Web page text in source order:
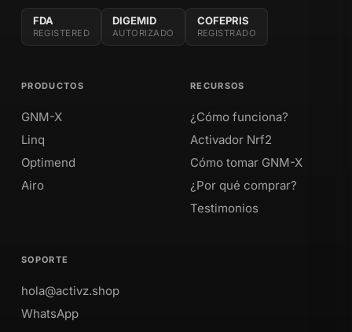
FDA
REGISTERED
DIGEMID
AUTORIZADO
COFEPRIS
REGISTRADO
PRODUCTOS
GNM-X
Linq
Optimend
Airo
RECURSOS
¿Cómo funciona?
Activador Nrf2
Cómo tomar GNM-X
¿Por qué comprar?
Testimonios
SOPORTE
hola@activz.shop
WhatsApp